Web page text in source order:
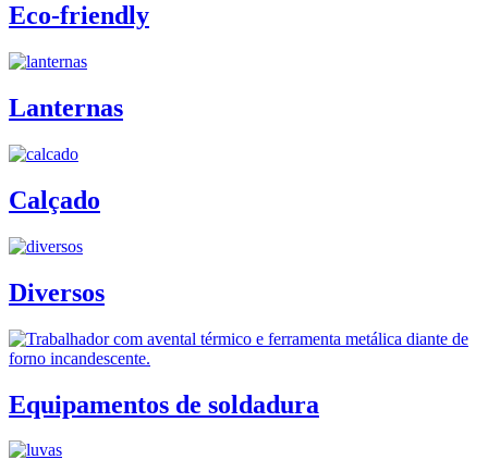
Eco-friendly
Lanternas
Calçado
Diversos
Equipamentos de soldadura